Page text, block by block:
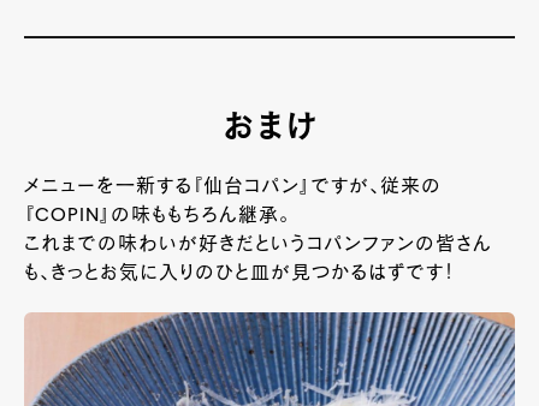
おまけ
メニューを一新する『仙台コパン』ですが、従来の
『COPIN』の味ももちろん継承。
これまでの味わいが好きだというコパンファンの皆さん
も、きっとお気に入りのひと皿が見つかるはずです！